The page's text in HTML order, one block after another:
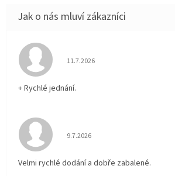
Hodnocení obchodu je 5 z 5
11.7.2026
+ Rychlé jednání.
Hodnocení obchodu je 5 z 5
9.7.2026
Velmi rychlé dodání a dobře zabalené.